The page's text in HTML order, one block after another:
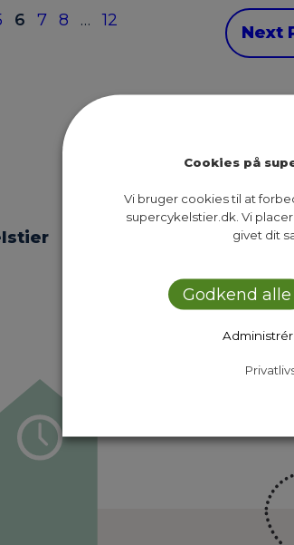
6 7 8 … 12
Next
Nyheder
Cookies på
Vi bruger cookies til at
supercykelstier.dk. Vi
givet dit
Godkend alle